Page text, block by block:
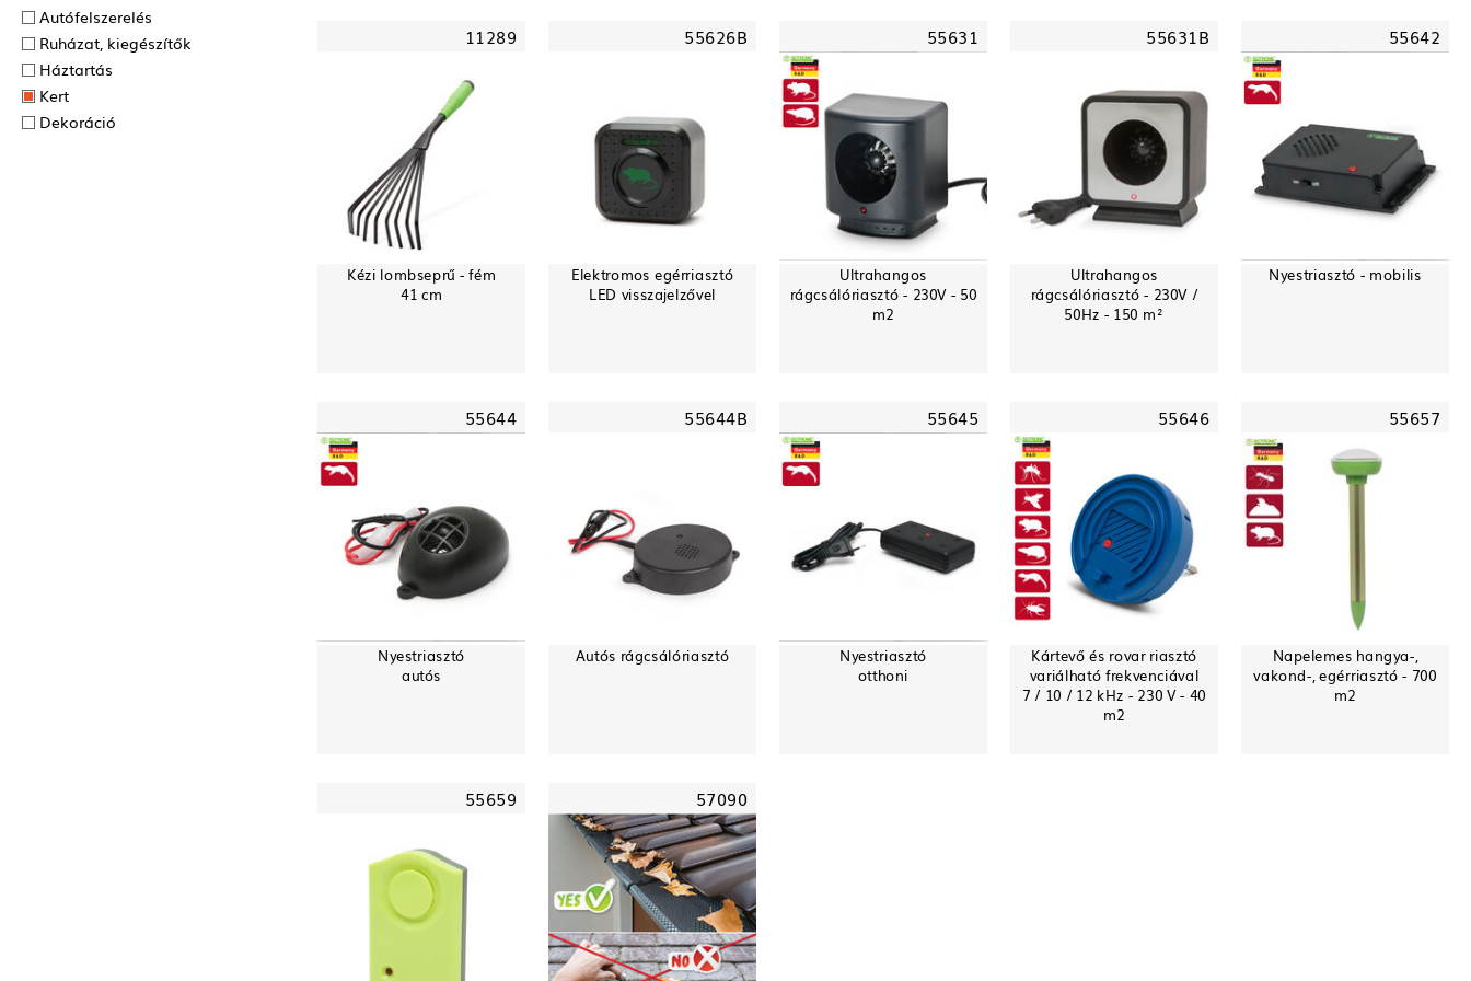
Autófelszerelés
Ruházat, kiegészítők
Háztartás
Kert
Dekoráció
11289
Kézi lombseprű - fém
41 cm
55626B
Elektromos egérriasztó
LED visszajelzővel
55631
Ultrahangos
rágcsálóriasztó - 230V - 50
m2
55631B
Ultrahangos
rágcsálóriasztó - 230V /
50Hz - 150 m²
55642
Nyestriasztó - mobilis
55644
Nyestriasztó
autós
55644B
Autós rágcsálóriasztó
55645
Nyestriasztó
otthoni
55646
Kártevő és rovar riasztó
variálható frekvenciával
7 / 10 / 12 kHz - 230 V - 40
m2
55657
Napelemes hangya-,
vakond-, egérriasztó - 700
m2
55659 57090